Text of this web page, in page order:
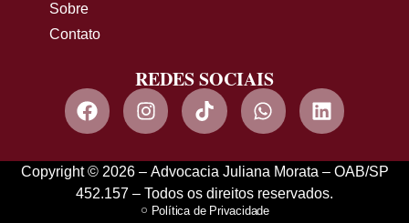
Sobre
Contato
REDES SOCIAIS
Copyright © 2026 – Advocacia Juliana Morata – OAB/SP
452.157 – Todos os direitos reservados.
Política de Privacidade